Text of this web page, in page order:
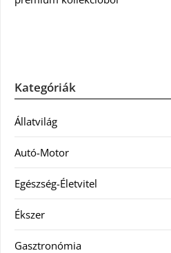
Kategóriák
Állatvilág
Autó-Motor
Egészség-Életvitel
Ékszer
Gasztronómia